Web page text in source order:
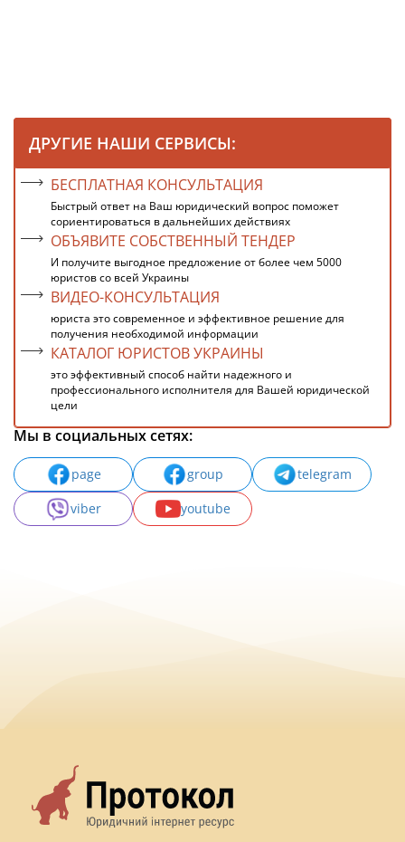
ДРУГИЕ НАШИ СЕРВИСЫ:
БЕСПЛАТНАЯ КОНСУЛЬТАЦИЯ
Быстрый ответ на Ваш юридический вопрос поможет
сориентироваться в дальнейших действиях
ОБЪЯВИТЕ СОБСТВЕННЫЙ ТЕНДЕР
И получите выгодное предложение от более чем 5000
юристов со всей Украины
ВИДЕО-КОНСУЛЬТАЦИЯ
юриста это современное и эффективное решение для
получения необходимой информации
КАТАЛОГ ЮРИСТОВ УКРАИНЫ
это эффективный способ найти надежного и
профессионального исполнителя для Вашей юридической
цели
Мы в социальных сетях:
page group
telegram
viber
youtube